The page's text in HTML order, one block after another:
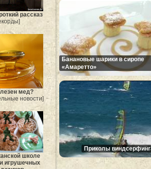
рассказ
мед?
новости]
школе
игрушечных
Банановые шарики в сиропе
«Амаретто»
Приколы